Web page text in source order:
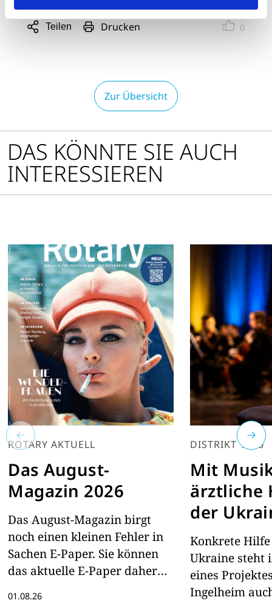
Teilen
Sharing
Drucken 0
Zur Übersicht
DAS KÖNNTE SIE AUCH
INTERESSIEREN
ROTARY AKTUELL
Das August-
Magazin 2026
Das August-Magazin birgt
noch einen kleinen Fehler in
Sachen E-Paper. Sie können
das aktuelle E-Paper daher
01.08.26
DISTRIKT 1860
Mit
ärztliche
der
Konkrete
Ukraine steht
eines
Ingelheim